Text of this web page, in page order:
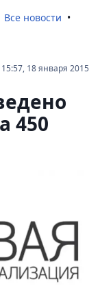
Все новости
15:57, 18 января 2015
450